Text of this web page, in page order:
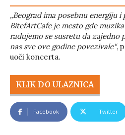
„Beograd ima posebnu energiju
BitefArtCafe je mesto gde
radujemo se susretu da zajedno
nas sve ove godine povezivale“,
uoči koncerta.
KLIK DO ULAZNICA
Facebook Twitter